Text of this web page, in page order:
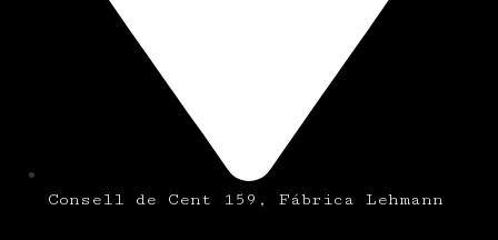
Consell de Cent 159, Fábrica Lehmann